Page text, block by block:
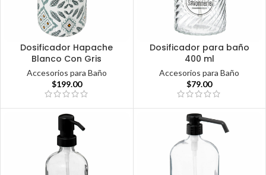
Dosificador Hapache
Blanco Con Gris
Accesorios para Baño
$199.00
Dosificador para baño
400 ml
Accesorios para Baño
$79.00